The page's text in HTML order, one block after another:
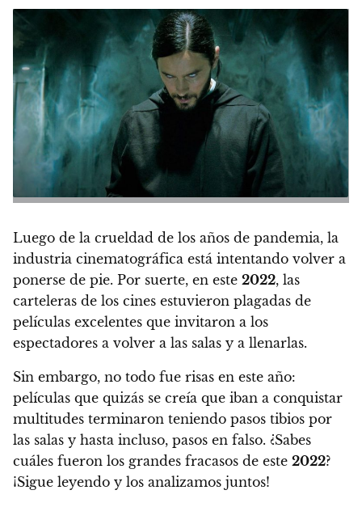
Luego de la crueldad de los años de pandemia, la
industria cinematográfica está intentando volver a
ponerse de pie. Por suerte, en este 2022, las
carteleras de los cines estuvieron plagadas de
películas excelentes que invitaron a los
espectadores a volver a las salas y a llenarlas.
Sin embargo, no todo fue risas en este año:
películas que quizás se creía que iban a conquistar
multitudes terminaron teniendo pasos tibios por
las salas y hasta incluso, pasos en falso. ¿Sabes
cuáles fueron los grandes fracasos de este 2022?
¡Sigue leyendo y los analizamos juntos!